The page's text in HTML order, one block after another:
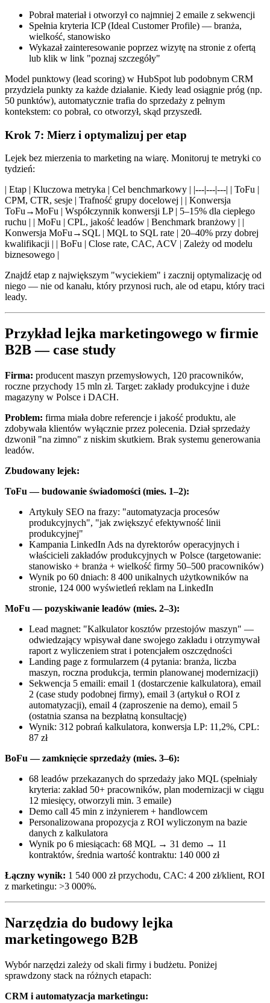
Pobrał materiał i otworzył co najmniej 2 emaile z sekwencji
Spełnia kryteria ICP (Ideal Customer Profile) — branża,
wielkość, stanowisko
Wykazał zainteresowanie poprzez wizytę na stronie z ofertą
lub klik w link "poznaj szczegóły"
Model punktowy (lead scoring) w HubSpot lub podobnym CRM
przydziela punkty za każde działanie. Kiedy lead osiągnie próg (np.
50 punktów), automatycznie trafia do sprzedaży z pełnym
kontekstem: co pobrał, co otworzył, skąd przyszedł.
Krok 7: Mierz i optymalizuj per etap
Lejek bez mierzenia to marketing na wiarę. Monitoruj te metryki co
tydzień:
| Etap | Kluczowa metryka | Cel benchmarkowy | |---|---|---| | ToFu |
CPM, CTR, sesje | Trafność grupy docelowej | | Konwersja
ToFu→MoFu | Współczynnik konwersji LP | 5–15% dla ciepłego
ruchu | | MoFu | CPL, jakość leadów | Benchmark branżowy | |
Konwersja MoFu→SQL | MQL to SQL rate | 20–40% przy dobrej
kwalifikacji | | BoFu | Close rate, CAC, ACV | Zależy od modelu
biznesowego |
Znajdź etap z największym "wyciekiem" i zacznij optymalizację od
niego — nie od kanału, który przynosi ruch, ale od etapu, który traci
leady.
Przykład lejka marketingowego w firmie
B2B — case study
Firma: producent maszyn przemysłowych, 120 pracowników,
roczne przychody 15 mln zł. Target: zakłady produkcyjne i duże
magazyny w Polsce i DACH.
Problem: firma miała dobre referencje i jakość produktu, ale
zdobywała klientów wyłącznie przez polecenia. Dział sprzedaży
dzwonił "na zimno" z niskim skutkiem. Brak systemu generowania
leadów.
Zbudowany lejek:
ToFu — budowanie świadomości (mies. 1–2):
Artykuły SEO na frazy: "automatyzacja procesów
produkcyjnych", "jak zwiększyć efektywność linii
produkcyjnej"
Kampania LinkedIn Ads na dyrektorów operacyjnych i
właścicieli zakładów produkcyjnych w Polsce (targetowanie:
stanowisko + branża + wielkość firmy 50–500 pracowników)
Wynik po 60 dniach: 8 400 unikalnych użytkowników na
stronie, 124 000 wyświetleń reklam na LinkedIn
MoFu — pozyskiwanie leadów (mies. 2–3):
Lead magnet: "Kalkulator kosztów przestojów maszyn" —
odwiedzający wpisywał dane swojego zakładu i otrzymywał
raport z wyliczeniem strat i potencjałem oszczędności
Landing page z formularzem (4 pytania: branża, liczba
maszyn, roczna produkcja, termin planowanej modernizacji)
Sekwencja 5 emaili: email 1 (dostarczenie kalkulatora), email
2 (case study podobnej firmy), email 3 (artykuł o ROI z
automatyzacji), email 4 (zaproszenie na demo), email 5
(ostatnia szansa na bezpłatną konsultację)
Wynik: 312 pobrań kalkulatora, konwersja LP: 11,2%, CPL:
87 zł
BoFu — zamknięcie sprzedaży (mies. 3–6):
68 leadów przekazanych do sprzedaży jako MQL (spełniały
kryteria: zakład 50+ pracowników, plan modernizacji w ciągu
12 miesięcy, otworzyli min. 3 emaile)
Demo call 45 min z inżynierem + handlowcem
Personalizowana propozycja z ROI wyliczonym na bazie
danych z kalkulatora
Wynik po 6 miesiącach: 68 MQL → 31 demo → 11
kontraktów, średnia wartość kontraktu: 140 000 zł
Łączny wynik: 1 540 000 zł przychodu, CAC: 4 200 zł/klient, ROI
z marketingu: >3 000%.
Narzędzia do budowy lejka
marketingowego B2B
Wybór narzędzi zależy od skali firmy i budżetu. Poniżej
sprawdzony stack na różnych etapach:
CRM i automatyzacja marketingu: